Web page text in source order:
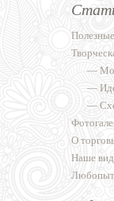
—
—
—
О
Наше